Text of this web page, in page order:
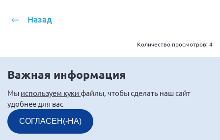
Назад
Количество просмотров:4
Важная информация
Мы используем куки файлы, чтобы сделать наш сайт
удобнее для вас
СОГЛАСЕН(-НА)